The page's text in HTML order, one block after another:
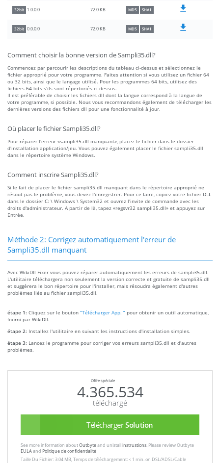
32bit 1.0.0.0 72.0 KB MD5 SHA1
32bit 0.0.0.0 72.0 KB MD5 SHA1
Comment choisir la bonne version de Sampli35.dll?
Commencez par parcourir les descriptions du tableau ci-dessus et sélectionnez le
fichier approprié pour votre programme. Faites attention si vous utilisez un fichier 64
ou 32 bits, ainsi que le langage utilisé. Pour les programmes 64 bits, utilisez des
fichiers 64 bits s'ils sont répertoriés ci-dessus.
Il est préférable de choisir les fichiers dll dont la langue correspond à la langue de
votre programme, si possible. Nous vous recommandons également de télécharger les
dernières versions des fichiers dll pour une fonctionnalité à jour.
Où placer le fichier Sampli35.dll?
Pour réparer l'erreur «sampli35.dll manquant», placez le fichier dans le dossier
d'installation application/jeu. Vous pouvez également placer le fichier sampli35.dll
dans le répertoire système Windows.
Comment inscrire Sampli35.dll?
Si le fait de placer le fichier sampli35.dll manquant dans le répertoire approprié ne
résout pas le problème, vous devez l'enregistrer. Pour ce faire, copiez votre fichier DLL
dans le dossier C: \ Windows \ System32 et ouvrez l'invite de commande avec les
droits d'administrateur. A partir de là, tapez «regsvr32 sampli35.dll» et appuyez sur
Entrée.
Méthode 2: Corrigez automatiquement l'erreur de
Sampli35.dll manquant
Avec WikiDll Fixer vous pouvez réparer automatiquement les erreurs de sampli35.dll.
L'utilitaire téléchargera non seulement la version correcte et gratuite de sampli35.dll
et suggérera le bon répertoire pour l'installer, mais résoudra également d'autres
problèmes liés au fichier sampli35.dll.
étape 1: Cliquez sur le bouton “Télécharger App. ” pour obtenir un outil automatique,
fourni par WikiDll.
étape 2: Installez l'utilitaire en suivant les instructions d'installation simples.
étape 3: Lancez le programme pour corriger vos erreurs sampli35.dll et d'autres
problèmes.
Offre spéciale
4.365.534
téléchargé
TéléchargerSolution
See more information aboutOutbyteand unistallinstrustions. Please review Outbyte
EULAand Politique de confidentialité
Taille Du Fichier: 3.04 MB, Temps de téléchargement: < 1 min. on DSL/ADSL/Cable